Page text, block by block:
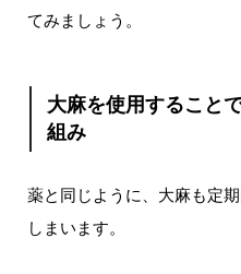
てみましょう。
大麻を使用すること
組み
薬と同じように、大麻も定
しまいます。